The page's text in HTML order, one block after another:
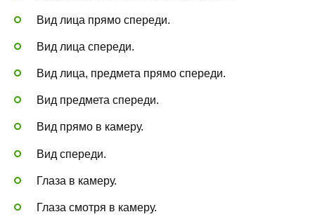
Вид лица прямо спереди.
Вид лица спереди.
Вид лица, предмета прямо спереди.
Вид предмета спереди.
Вид прямо в камеру.
Вид спереди.
Глаза в камеру.
Глаза смотря в камеру.